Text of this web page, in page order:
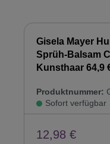
Gisela Mayer
Sprüh-Balsam
Kunsthaar 64,9
Produktnummer:
Sofort verfügbar
12,98 €